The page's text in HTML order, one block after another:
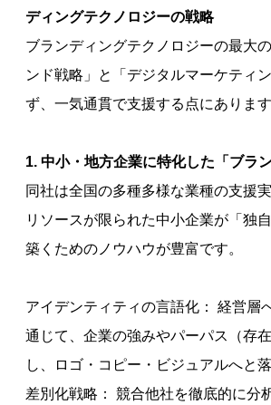
ディングテクノロジーの戦略
ブランディングテクノロジーの最大
ンド戦略」と「デジタルマーケティ
ず、一気通貫で支援する点にあります
1. 中小・地方企業に特化した「ブラ
同社は全国の多種多様な業種の支援
リソースが限られた中小企業が「独
築くためのノウハウが豊富です。
アイデンティティの言語化： 経営層
通じて、企業の強みやパーパス（存
し、ロゴ・コピー・ビジュアルへと
差別化戦略： 競合他社を徹底的に分